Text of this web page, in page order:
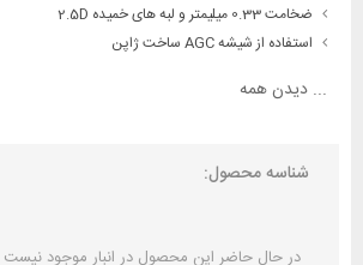
ضخامت 0.33 میلیمتر و لبه های خمیده 2.5D
استفاده از شیشه AGC ساخت ژاپن
... دیدن همه
شناسه محصول:
در حال حاضر این محصول در انبار موجود